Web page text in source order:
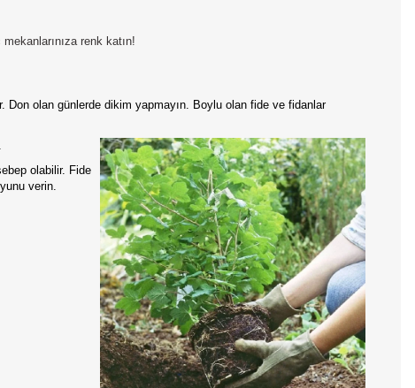
renk katın!
Don olan günlerde dikim yapmayın. Boylu olan fide ve fidanlar
olabilir. Fide
verin.